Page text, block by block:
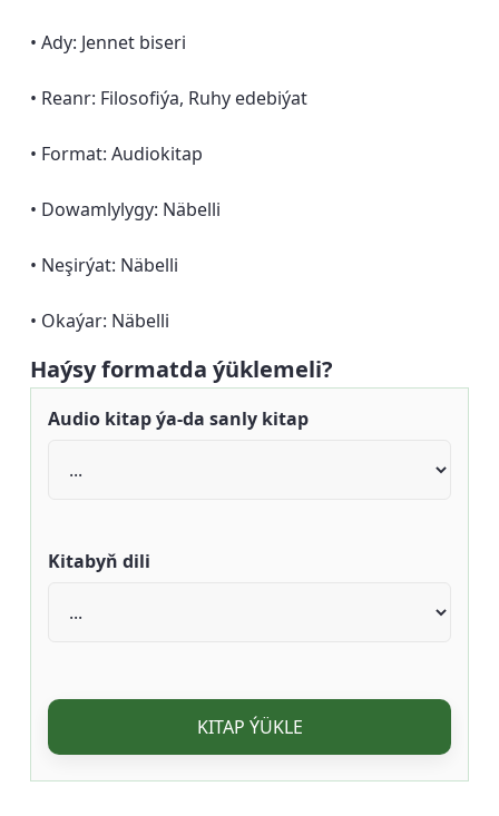
• Ady: Jennet biseri
• Reanr: Filosofiýa, Ruhy edebiýat
• Format: Audiokitap
• Dowamlylygy: Näbelli
• Neşirýat: Näbelli
• Okaýar: Näbelli
Haýsy formatda ýüklemeli?
Audio kitap ýa-da sanly kitap
Kitabyň dili
KITAP ÝÜKLE